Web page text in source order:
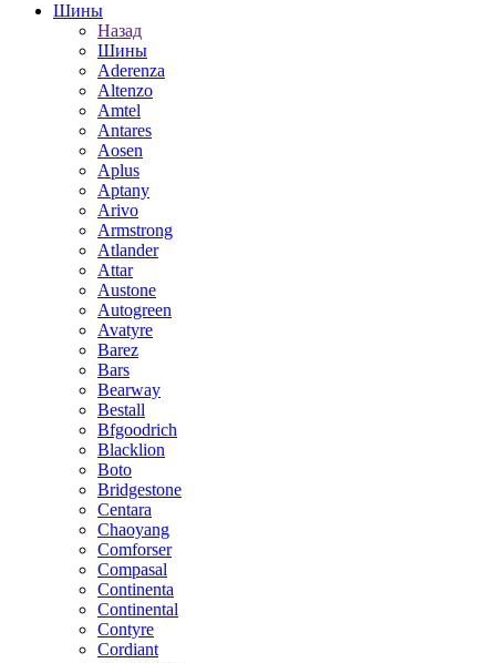
Шины
Назад
Шины
Aderenza
Altenzo
Amtel
Antares
Aosen
Aplus
Aptany
Arivo
Armstrong
Atlander
Attar
Austone
Autogreen
Avatyre
Barez
Bars
Bearway
Bestall
Bfgoodrich
Blacklion
Boto
Bridgestone
Centara
Chaoyang
Comforser
Compasal
Continenta
Continental
Contyre
Cordiant